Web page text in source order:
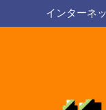
インターネ